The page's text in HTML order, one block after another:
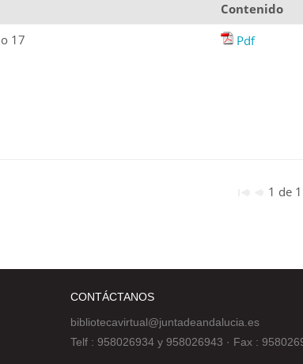
Contenido
17
Pdf
1 de 1
CONTÁCTANOS
bibliotecavirtual@juntadeandalucia.es
Telf : 958026934 y 958026943 · Fax :